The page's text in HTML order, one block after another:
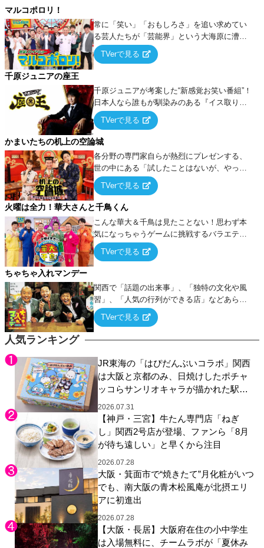
人気ランキング
JR東海の「はぴだんぶいコラボ」関西
は大阪と京都のみ、日焼けしたポチャ
ッコらサンリオキャラが描かれた駅弁
やグッズが登場
2026.07.31
【神戸・三宮】牛たん専門店「ねぎ
し」関西2号店が登場、ファンら「8月
が待ち遠しい」と早くから注目
2026.07.28
大阪・箕面市で“焼きたて”月化粧がいつ
でも、南大阪の青木松風庵が北摂エリ
アに初進出
2026.07.28
【大阪・長居】大阪府在住の小中学生
は入場無料に、チームラボが「夏休み
マルコポロリ！
常に「笑い」「おもしろさ」を追い求めてい
る芸人たちが「芸能界」という大海原に漕ぎ
出でて、新たなオモシロ人間を発掘する！
TVerで見る
千原ジュニアの座王
千原ジュニアが考案した“新感覚お笑い番組”！
日本人なら誰もが馴染みのある『イス取りゲ
ーム』をベースに、大喜利・ギャグ・モノボ
ケ・歌…など様々なお題で芸人がショートネ
タを競い合う！
TVerで見る
かまいたちの机上の空論城
各分野の専門家自らが熱烈にプレゼンする、
世の中にある「試したことはないが、やって
みたらこうなる！…ハズ」という“机上の空
論”に若手芸人らがカラダを張って挑む！
TVerで見る
火曜は全力！華大さんと千鳥くん
こんな華大＆千鳥は見たことない！思わず本
気になっちゃうゲームに挑戦するバラエティ
ー！
TVerで見る
ちゃちゃ入れマンデー
関西で「話題の出来事」、「独特の文化や風
習」、「人気の行列ができる店」などあらゆ
るテーマについて好き放題にちゃちゃを入れ
ていく関西色を前面に押し出したトークバラ
TVerで見る